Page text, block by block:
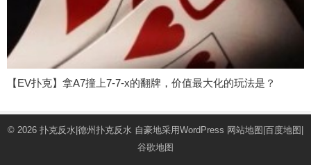
【EV扑克】拿A7撞上7-7-x的翻牌，价值最大化的玩法是？
© 2026 扑克反水|德州扑克反水 自豪地采用WordPress 网站地图 百度地图
谷歌地图